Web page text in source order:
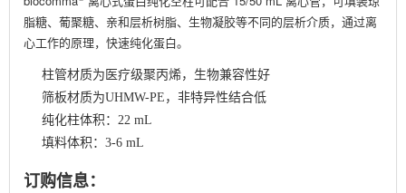
脂糖、葡聚糖、亲和层析树脂、生物凝胶等不同的层析介质，通过离
心工作的原理，快速纯化蛋白。
柱管材质为医疗级聚丙烯，生物兼容性好
筛板材质为UHMW-PE，非特异性结合低
纯化柱体积：22 mL
填料体积：3-6 mL
订购信息：